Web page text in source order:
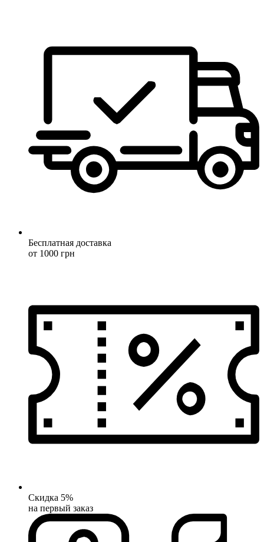
Бесплатная доставка
от 1000 грн
Скидка 5%
на первый заказ